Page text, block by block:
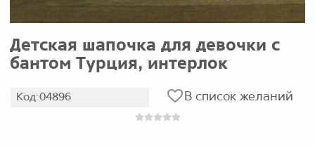
Детская шапочка для девочки с
бантом Турция, интерлок
Код:04896 В список желаний